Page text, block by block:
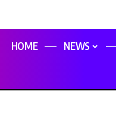
HOME NEWS